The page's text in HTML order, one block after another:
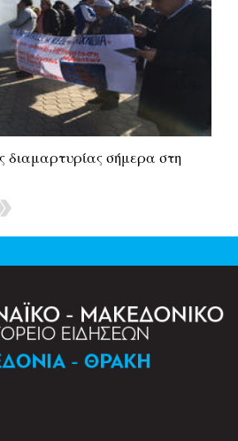
διαμαρτυρίας σήμερα στη